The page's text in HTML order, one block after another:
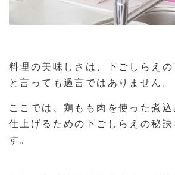
料理の美味しさは、下ごしらえの
と言っても過言ではありません。
ここでは、鶏もも肉を使った煮込
仕上げるための下ごしらえの秘訣
す。